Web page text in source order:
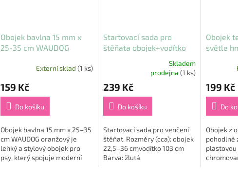
Obojek bavlna 15 mm x
25-35 cm WAUDOG
Externí sklad (1 ks)
159 Kč
Do košíku
Obojek bavlna 15 mm x 25–35
cm WAUDOG oranžový je
lehký a stylový obojek pro
psy, který spojuje moderní
Startovací sada pro
štěňata obojek+vodítko
produktu
je
z
hvězdiček.
Skladem
prodejna (1 ks)
239 Kč
Do košíku
Startovací sada pro venčení
štěňat. Rozměry (cca): obojek
22,5–36 cmvodítko 103 cm
Barva: žlutá
Obojek
světle
199 Kč
Do
Obojek z
pohodlné